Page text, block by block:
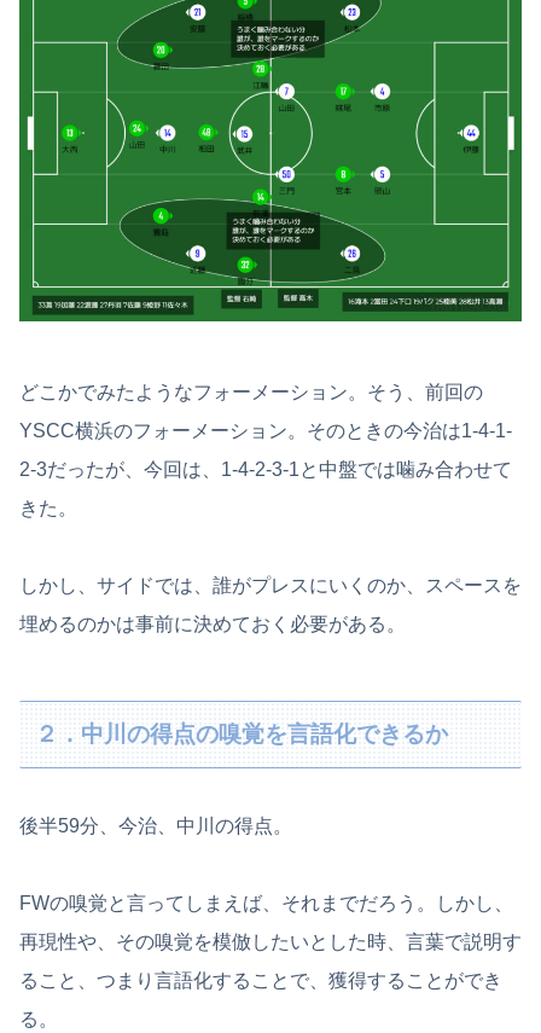
どこかでみたようなフォーメーション。そう、前回の
YSCC横浜のフォーメーション。そのときの今治は1-4-1-
2-3だったが、今回は、1-4-2-3-1と中盤では噛み合わせて
きた。
しかし、サイドでは、誰がプレスにいくのか、スペースを
埋めるのかは事前に決めておく必要がある。
２．中川の得点の嗅覚を言語化できるか
後半59分、今治、中川の得点。
FWの嗅覚と言ってしまえば、それまでだろう。しかし、
再現性や、その嗅覚を模倣したいとした時、言葉で説明す
ること、つまり言語化することで、獲得することができ
る。